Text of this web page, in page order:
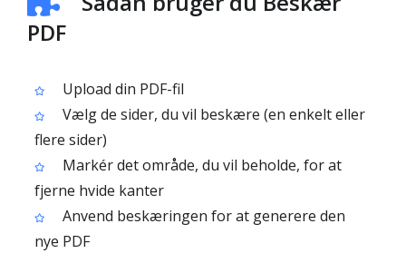
PDF
Upload din PDF-fil
Vælg de sider, du vil beskære (en enkelt eller
flere sider)
Markér det område, du vil beholde, for at
fjerne hvide kanter
Anvend beskæringen for at generere den
nye PDF